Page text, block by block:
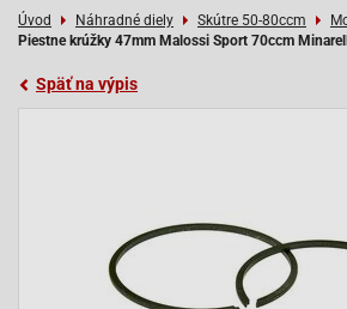
Úvod Náhradné diely Skútre 50-80ccm
Piestne krúžky 47mm Malossi Sport 70ccm
Späť na výpis